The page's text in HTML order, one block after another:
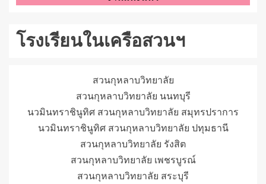
โรงเรียนในเครือสวนฯ
สวนกุหลาบวิทยาลัย
สวนกุหลาบวิทยาลัย นนทบุรี
นวมินทราชินูทิศ สวนกุหลาบวิทยาลัย สมุทรปราการ
นวมินทราชินูทิศ สวนกุหลาบวิทยาลัย ปทุมธานี
สวนกุหลาบวิทยาลัย รังสิต
สวนกุหลาบวิทยาลัย เพชรบูรณ์
สวนกุหลาบวิทยาลัย สระบุรี